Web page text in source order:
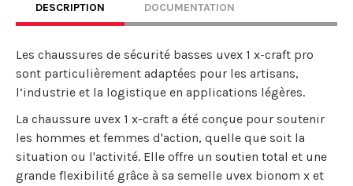
DESCRIPTION DOCUMENTATION
Les chaussures de sécurité basses uvex 1 x-craft pro
sont particulièrement adaptées pour les artisans,
l’industrie et la logistique en applications légères.
La chaussure uvex 1 x-craft a été conçue pour soutenir
les hommes et femmes d'action, quelle que soit la
situation ou l'activité. Elle offre un soutien total et une
grande flexibilité grâce à sa semelle uvex bionom x et